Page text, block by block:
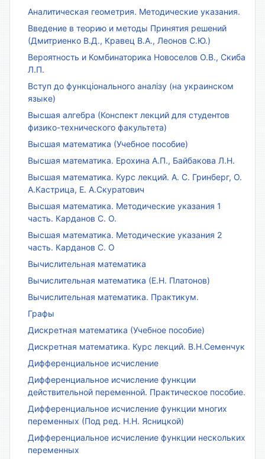
Аналитическая геометрия. Методические указания.
Введение в теорию и методы Принятия решений
(Дмитриенко В.Д., Кравец В.А., Леонов С.Ю.)
Вероятность и Комбинаторика Новоселов О.В., Скиба
Л.П.
Вступ до функціонального аналізу (на украинском
языке)
Высшая алгебра (Конспект лекций для студентов
физико-технического факультета)
Высшая математика (Учебное пособие)
Высшая математика. Ерохина А.П., Байбакова Л.Н.
Высшая математика. Курс лекций. А. С. Гринберг, О.
А.Кастрица, Е. А.Скуратович
Высшая математика. Методические указания 1
часть. Карданов С. О.
Высшая математика. Методические указания 2
часть. Карданов С. О
Вычислительная математика
Вычислительная математика (Е.Н. Платонов)
Вычислительная математика. Практикум.
Графы
Дискретная математика (Учебное пособие)
Дискретная математика. Курс лекций. В.Н.Семенчук
Дифференциальное исчисление
Дифференциальное исчисление функции
действительной переменной. Практическое пособие.
Дифференциальное исчисление функции многих
переменных (Под ред. Н.Н. Ясницкой)
Дифференциальное исчисление функции нескольких
переменных